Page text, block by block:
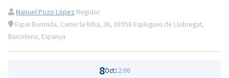
Manuel Pozo López Regidor
Espai Baronda, Carrer la Riba, 36, 08950 Esplugues de Llobregat,
Barcelona, Espanya
8Oct12:00